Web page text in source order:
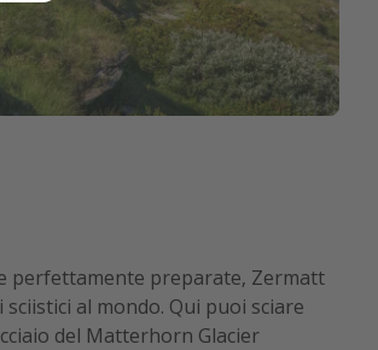
perfettamente preparate, Zermatt
al mondo. Qui puoi sciare
del Matterhorn Glacier